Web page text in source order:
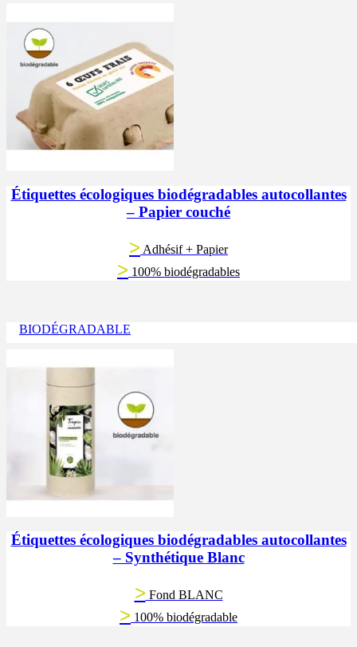
Étiquettes écologiques biodégradables autocollantes
– Papier couché
> Adhésif + Papier
> 100% biodégradables
BIODÉGRADABLE
Étiquettes écologiques biodégradables autocollantes
– Synthétique Blanc
> Fond BLANC
> 100% biodégradable